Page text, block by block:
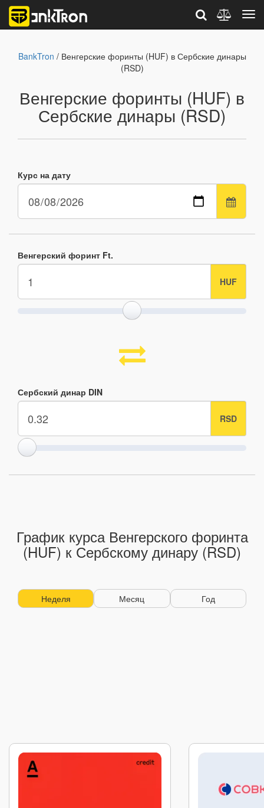
BankTron / Венгерские форинты (HUF) в Сербские динары
(RSD)
Венгерские форинты (HUF) в
Сербские динары (RSD)
Курс на дату
Венгерский форинт Ft.
Сербский динар DIN
График курса Венгерского форинта
(HUF) к Сербскому динару (RSD)
Неделя Месяц Год